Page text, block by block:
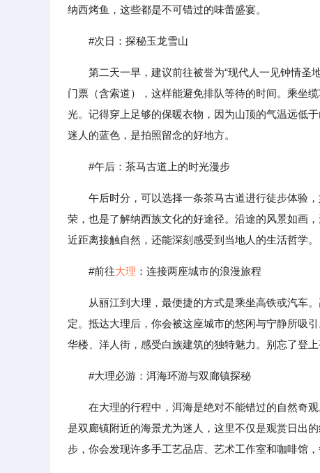
纳西烤鱼，这些都是不可错过的味蕾盛宴。
#次日：探秘玉龙雪山
第二天一早，建议前往被誉为“现代人一见钟情圣
门票（含索道），这样能避免排队等待的时间。乘坐
光。记得穿上足够的保暖衣物，因为山顶的气温远低
迷人的蓝色，是拍照留念的好地方。
#午后：茶马古道上的时光漫步
午后时分，可以选择一条茶马古道进行徒步体验
荣，也是了解纳西族文化的好途径。沿途的风景如画
近距离接触自然，还能深刻感受到当地人的生活哲学。
#前往大理 ：连接两座城市的浪漫旅程
从丽江到大理，最便捷的方式是乘坐高铁或汽车
定。抵达大理后，你会被这座城市的悠闲与宁静所吸
华楼、洋人街，感受白族建筑的独特魅力。别忘了登
#大理必游：洱海环游与双廊镇探秘
在大理的行程中，洱海是绝对不能错过的自然奇
是双廊镇附近的海景尤为迷人，这里不仅是观赏日出
步，你会发现许多手工艺品店、艺术工作室和咖啡馆